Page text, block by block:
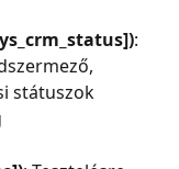
:
státuszok